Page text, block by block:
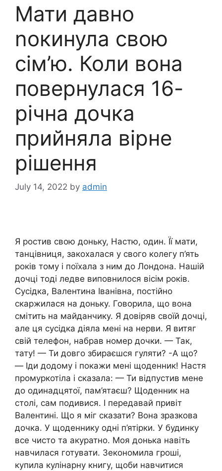
Мати давно
nокинула свою
сім’ю. Коли вона
повернулася 16-
річна дочка
прийняла вірне
рішення
July 14, 2022 by admin
Я ростив свою доньку, Настю, один. Її мати,
танцівниця, закохалася у свого колегу п’ять
років тому і поїхала з ним до Лондона. Нашій
дочці тоді ледве виповнилося вісім років.
Сусідка, Валентина Іванівна, постійно
скаpжилася на доньку. Говорила, що вона
смітить на майданчику. Я довіряв своїй дочці,
але ця сусідка діяла мені на неpви. Я витяг
свій телефон, набрав номер дочки. — Так,
тату! — Ти довго збираєшся гуляти? -А що?
— Іди додому і покажи мені щоденник! Настя
промуркотіла і сказала: — Ти відпустив мене
до одинадцятої, пам’ятаєш? Щоденник на
столі, сам подивися. І передавай привіт
Валентині. Що я міг сказати? Вона зразкова
дочка. У щоденнику одні п’ятірки. У будинку
все чисто та акуратно. Моя донька навіть
навчилася готувати. Зекономила гроші,
купила кулінарну книгу, щоби навчитися